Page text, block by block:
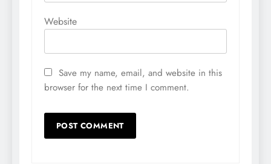
Website
Save my name, email, and website in this
browser for the next time I comment.